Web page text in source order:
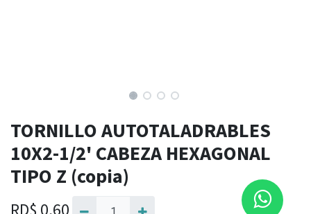
TORNILLO AUTOTALADRABLES
10X2-1/2' CABEZA HEXAGONAL
TIPO Z (copia)
RD$ 0,60